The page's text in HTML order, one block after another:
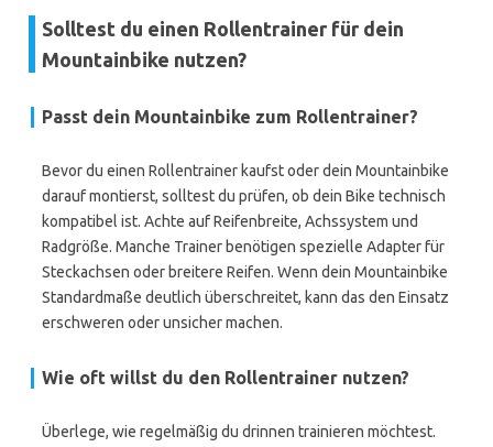
Solltest du einen Rollentrainer für dein
Mountainbike nutzen?
Passt dein Mountainbike zum Rollentrainer?
Bevor du einen Rollentrainer kaufst oder dein Mountainbike
darauf montierst, solltest du prüfen, ob dein Bike technisch
kompatibel ist. Achte auf Reifenbreite, Achssystem und
Radgröße. Manche Trainer benötigen spezielle Adapter für
Steckachsen oder breitere Reifen. Wenn dein Mountainbike
Standardmaße deutlich überschreitet, kann das den Einsatz
erschweren oder unsicher machen.
Wie oft willst du den Rollentrainer nutzen?
Überlege, wie regelmäßig du drinnen trainieren möchtest.